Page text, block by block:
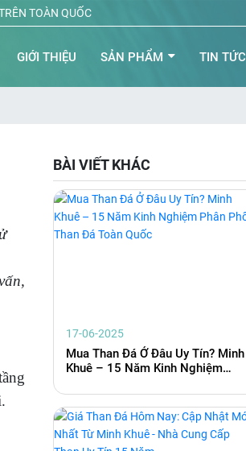
TOÀN QUỐC
GIỚI THIỆU SẢN PHẨM TIN TỨC
BÀI VIẾT KHÁC
17-06-2025
Mua Than Đá Ở Đâu Uy Tín? Minh
Khuê – 15 Năm Kinh Nghiệm